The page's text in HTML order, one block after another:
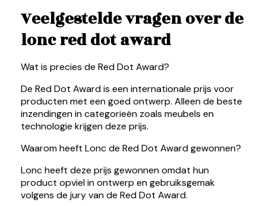
Veelgestelde vragen over de
lonc red dot award
Wat is precies de Red Dot Award?
De Red Dot Award is een internationale prijs voor
producten met een goed ontwerp. Alleen de beste
inzendingen in categorieën zoals meubels en
technologie krijgen deze prijs.
Waarom heeft Lonc de Red Dot Award gewonnen?
Lonc heeft deze prijs gewonnen omdat hun
product opviel in ontwerp en gebruiksgemak
volgens de jury van de Red Dot Award.